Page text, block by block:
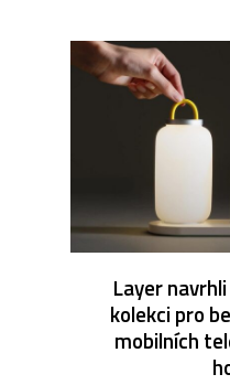
Layer
kolekci pro
mobilních